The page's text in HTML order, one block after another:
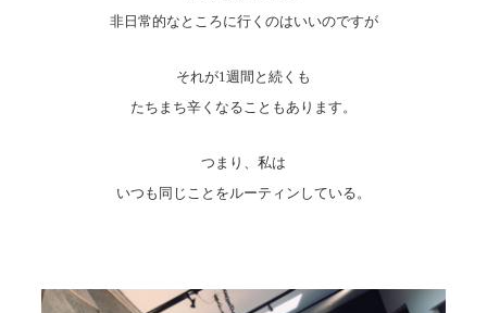
非日常的なところに行くのはいいのですが
それが1週間と続くも
たちまち辛くなることもあります。
つまり、私は
いつも同じことをルーティンしている。